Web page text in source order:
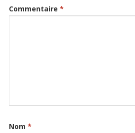
Commentaire *
Nom *